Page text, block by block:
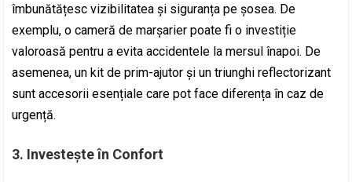
îmbunătățesc vizibilitatea și siguranța pe șosea. De
exemplu, o cameră de marșarier poate fi o investiție
valoroasă pentru a evita accidentele la mersul înapoi. De
asemenea, un kit de prim-ajutor și un triunghi reflectorizant
sunt accesorii esențiale care pot face diferența în caz de
urgență.
3. Investește în Confort